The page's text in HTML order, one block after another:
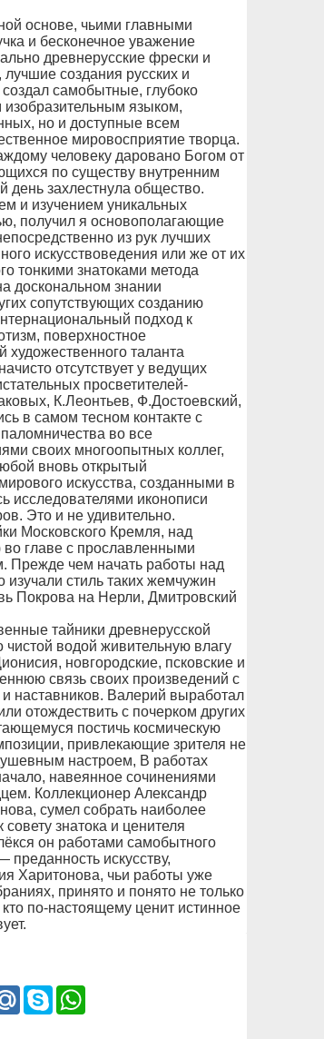
основе, чьими главными
и бесконечное уважение
древнерусские фрески и
создания русских и
самобытные, глубоко
языком,
но и доступные всем
мировосприятие творца.
человеку даровано Богом от
по существу внутренним
день захлестнула общество.
и изучением уникальных
получил я основополагающие
из рук лучших
искусствоведения или же от их
тонкими знатоками метода
доскональном знании
сопутствующих созданию
подход к
поверхностное
художественного таланта
отсутствует у ведущих
просветителей-
К.Леонтьев, Ф.Достоевский,
в самом тесном контакте с
во все
своих многоопытных коллег,
вновь открытый
искусства, созданными в
исследователями иконописи
Это и не удивительно.
Московского Кремля, над
главе с прославленными
Прежде чем начать работы над
стиль таких жемчужин
Покрова на Нерли, Дмитровский
тайники древнерусской
чистой водой живительную влагу
новгородские, псковские и
связь своих произведений с
наставников. Валерий выработал
отождествить с почерком других
постичь космическую
привлекающие зрителя не
настроем, В работах
навеянное сочинениями
Коллекционер Александр
сумел собрать наиболее
знатока и ценителя
он работами самобытного
искусству,
Харитонова, чьи работы уже
принято и понято не только
по-настоящему ценит истинное
Mail.RuSkypeWhatsApp